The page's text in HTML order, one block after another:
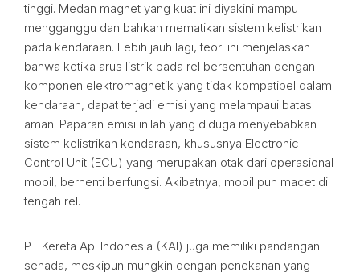
tinggi. Medan magnet yang kuat ini diyakini mampu
mengganggu dan bahkan mematikan sistem kelistrikan
pada kendaraan. Lebih jauh lagi, teori ini menjelaskan
bahwa ketika arus listrik pada rel bersentuhan dengan
komponen elektromagnetik yang tidak kompatibel dalam
kendaraan, dapat terjadi emisi yang melampaui batas
aman. Paparan emisi inilah yang diduga menyebabkan
sistem kelistrikan kendaraan, khususnya Electronic
Control Unit (ECU) yang merupakan otak dari operasional
mobil, berhenti berfungsi. Akibatnya, mobil pun macet di
tengah rel.
PT Kereta Api Indonesia (KAI) juga memiliki pandangan
senada, meskipun mungkin dengan penekanan yang